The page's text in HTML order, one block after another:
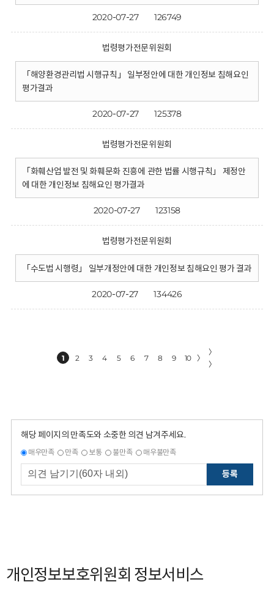
2020-07-27 126749
법령평가전문위원회
「해양환경관리법 시행규칙」 일부정안에 대한 개인정보 침해요인
평가결과
2020-07-27 125378
법령평가전문위원회
「화훼산업 발전 및 화훼문화 진흥에 관한 법률 시행규칙」 제정안
에 대한 개인정보 침해요인 평가결과
2020-07-27 123158
법령평가전문위원회
「수도법 시행령」 일부개정안에 대한 개인정보 침해요인 평가 결과
2020-07-27 134426
1 2 3 4 5 6 7 8 9 10 〉
〉
〉
해당 페이지의 만족도와 소중한 의견 남겨주세요.
매우만족 만족 보통 불만족 매우불만족
등록
개인정보보호위원회 정보서비스